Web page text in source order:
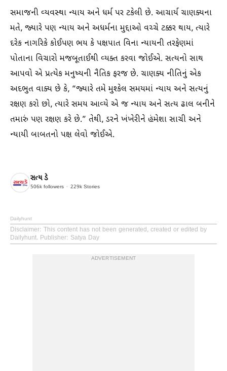
સમાજની વ્યવસ્થા ન્યાય અને ધર્મ પર ટકેલી છે. આચાર્ય ચાણક્યના
મતે, જ્યારે પણ ન્યાય અને અધર્મના મુદ્દાઓ વચ્ચે ટક્કર થાય, ત્યારે
દરેક નાગરિકે કોઈપણ ભય કે પક્ષપાત વિના ન્યાયની તરફેણમાં
પોતાના વિચારો મજબૂતાઈથી વ્યક્ત કરવા જોઈએ. સત્યનો સાથ
આપવો એ પ્રત્યેક મનુષ્યની નૈતિક ફરજ છે. ચાણક્ય નીતિનું એક
અદભુત વાક્ય છે કે, “જ્યારે તમે મુશ્કેલ સમયમાં ન્યાય અને સત્યનું
રક્ષણ કરો છો, ત્યારે સમય આવ્યે એ જ ન્યાય અને સત્ય ઢાલ બનીને
તમારું પણ રક્ષણ કરે છે.” તેથી, ડરને ખંખેરીને હંમેશા સાચી અને
ન્યાયી બાબતનો પક્ષ લેવો જોઈએ.
સત્ય ડે
506k followers 229k Stories
Dailyhunt
Disclaimer: This content has not been generated, created or edited by
Dailyhunt. Publisher: Satya Day
ADVERTISEMENT